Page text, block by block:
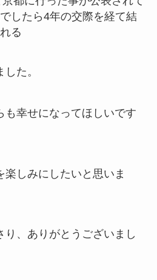
したら4年の交際を経て結
る
た。
も幸せになってほしいです
しみにしたいと思いま
り、ありがとうございまし